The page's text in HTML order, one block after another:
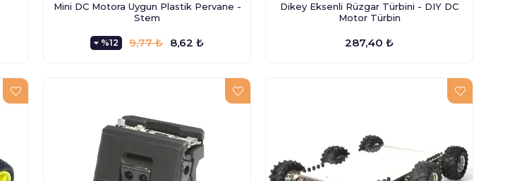
Mini DC Motora Uygun Plastik Pervane -
Stem
%12 8,62 ₺
9,77 ₺
Dikey Eksenli Rüzgar Türbini - DIY DC
Motor Türbin
287,40 ₺